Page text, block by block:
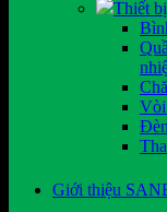
Thiết
Vòi
Giới thiệu